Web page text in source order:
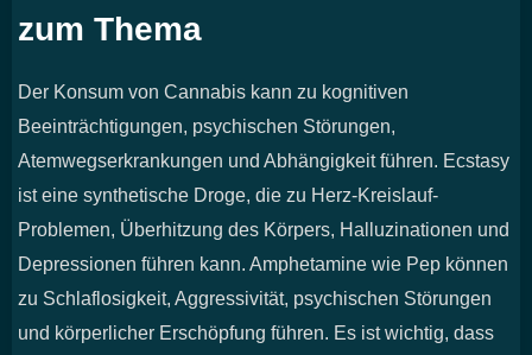
zum Thema
Der Konsum von Cannabis kann zu kognitiven
Beeinträchtigungen, psychischen Störungen,
Atemwegserkrankungen und Abhängigkeit führen. Ecstasy
ist eine synthetische Droge, die zu Herz-Kreislauf-
Problemen, Überhitzung des Körpers, Halluzinationen und
Depressionen führen kann. Amphetamine wie Pep können
zu Schlaflosigkeit, Aggressivität, psychischen Störungen
und körperlicher Erschöpfung führen. Es ist wichtig, dass